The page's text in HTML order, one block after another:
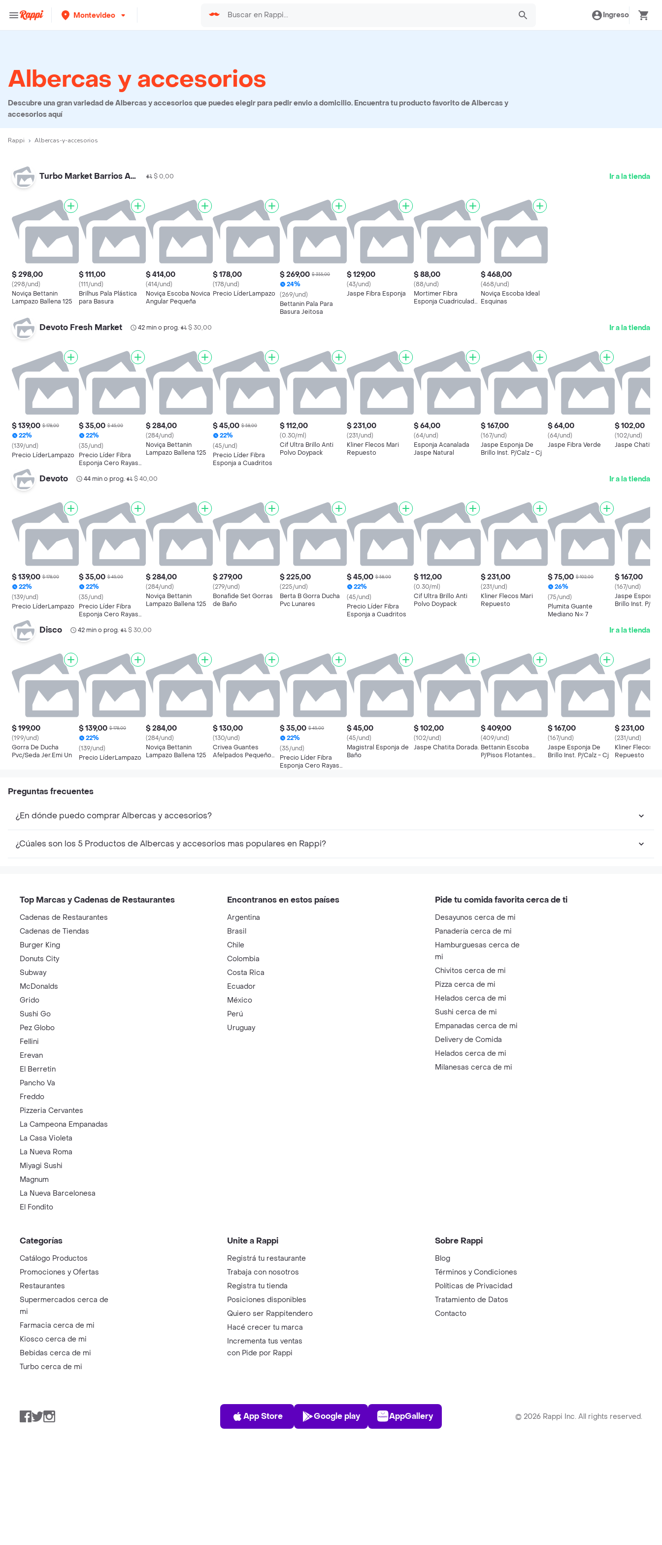
Montevideo Ingreso
Albercas y accesorios
Descubre una gran variedad de Albercas y accesorios que puedes elegir para pedir envio a domicilio. Encuentra tu producto favorito de Albercas y
accesorios aquí
Rappi Albercas-y-accesorios
Turbo Market Barrios Amorin $ 0,00 Ir a la tienda
$ 298,00
(298/und)
Noviça Bettanin
Lampazo Ballena 125
$ 111,00
(111/und)
Brilhus Pala Plástica
para Basura
$ 414,00
(414/und)
Noviça Escoba Novica
Angular Pequeña
$ 178,00
(178/und)
Precio LíderLampazo
$ 269,00 $ 355,00
24%
(269/und)
Bettanin Pala Para
Basura Jeitosa
$ 129,00
(43/und)
Jaspe Fibra Esponja
$ 88,00
(88/und)
Mortimer Fibra
Esponja Cuadriculada
$ 468,00
(468/und)
Noviça Escoba Ideal
Esquinas
Devoto Fresh Market 42 min o prog.• $ 30,00 Ir a la tienda
$ 139,00 $ 178,00
22%
(139/und)
Precio LíderLampazo
$ 35,00 $ 45,00
22%
(35/und)
Precio Líder Fibra
Esponja Cero Rayas
Bosque
$ 284,00
(284/und)
Noviça Bettanin
Lampazo Ballena 125
$ 45,00 $ 58,00
22%
(45/und)
Precio Líder Fibra
Esponja a Cuadritos
$ 112,00
(0.30/ml)
Cif Ultra Brillo Anti
Polvo Doypack
$ 231,00
(231/und)
Kliner Flecos Mari
Repuesto
$ 64,00
(64/und)
Esponja Acanalada
Jaspe Natural
$ 167,00
(167/und)
Jaspe Esponja De
Brillo Inst. P/Calz - Cj
$ 64,00
(64/und)
Jaspe Fibra Verde
$ 102,00
(102/und)
Jaspe Chatita
Devoto 44 min o prog.• $ 40,00 Ir a la tienda
$ 139,00 $ 178,00
22%
(139/und)
Precio LíderLampazo
$ 35,00 $ 45,00
22%
(35/und)
Precio Líder Fibra
Esponja Cero Rayas
Bosque
$ 284,00
(284/und)
Noviça Bettanin
Lampazo Ballena 125
$ 279,00
(279/und)
Bonafide Set Gorras
de Baño
$ 225,00
(225/und)
Berta B Gorra Ducha
Pvc Lunares
$ 45,00 $ 58,00
22%
(45/und)
Precio Líder Fibra
Esponja a Cuadritos
$ 112,00
(0.30/ml)
Cif Ultra Brillo Anti
Polvo Doypack
$ 231,00
(231/und)
Kliner Flecos Mari
Repuesto
$ 75,00 $ 102,00
26%
(75/und)
Plumita Guante
Mediano N∞ 7
$ 167,00
(167/und)
Jaspe Esponja
Brillo Inst. P/
Disco 42 min o prog.• $ 30,00 Ir a la tienda
$ 199,00
(199/und)
Gorra De Ducha
Pvc/Seda Jer.Emi Un
$ 139,00 $ 178,00
22%
(139/und)
Precio LíderLampazo
$ 284,00
(284/und)
Noviça Bettanin
Lampazo Ballena 125
$ 130,00
(130/und)
Crivea Guantes
Afelpados Pequeño
$ 35,00 $ 45,00
22%
(35/und)
Precio Líder Fibra
Esponja Cero Rayas
$ 45,00
(45/und)
Magistral Esponja de
Baño
$ 102,00
(102/und)
Jaspe Chatita Dorada.
$ 409,00
(409/und)
Bettanin Escoba
P/Pisos Flotantes
$ 167,00
(167/und)
Jaspe Esponja De
Brillo Inst. P/Calz - Cj
$ 231,00
(231/und)
Kliner Flecos
Repuesto
Preguntas frecuentes
¿En dónde puedo comprar Albercas y accesorios?
¿Cúales son los 5 Productos de Albercas y accesorios mas populares en Rappi?
Top Marcas y Cadenas de Restaurantes
Cadenas de Restaurantes
Cadenas de Tiendas
Burger King
Donuts City
Subway
McDonalds
Grido
Sushi Go
Pez Globo
Fellini
Erevan
El Berretin
Pancho Va
Freddo
Pizzeria Cervantes
La Campeona Empanadas
La Casa Violeta
La Nueva Roma
Miyagi Sushi
Magnum
La Nueva Barcelonesa
El Fondito
Encontranos en estos países
Argentina
Brasil
Chile
Colombia
Costa Rica
Ecuador
México
Perú
Uruguay
Pide tu comida favorita cerca de ti
Desayunos cerca de mi
Panadería cerca de mi
Hamburguesas cerca de
mi
Chivitos cerca de mi
Pizza cerca de mi
Helados cerca de mi
Sushi cerca de mi
Empanadas cerca de mi
Delivery de Comida
Helados cerca de mi
Milanesas cerca de mi
Categorías
Catálogo Productos
Promociones y Ofertas
Restaurantes
Supermercados cerca de
mi
Farmacia cerca de mi
Kiosco cerca de mi
Bebidas cerca de mi
Turbo cerca de mi
Unite a Rappi
Registrá tu restaurante
Trabaja con nosotros
Registra tu tienda
Posiciones disponibles
Quiero ser Rappitendero
Hacé crecer tu marca
Incrementa tus ventas
con Pide por Rappi
Sobre Rappi
Blog
Términos y Condiciones
Políticas de Privacidad
Tratamiento de Datos
Contacto
Facebook
TwitterInstagram
App Store
App Store
Play Store
Google play
AppGallery
AppGallery © 2026 Rappi Inc. All rights reserved.